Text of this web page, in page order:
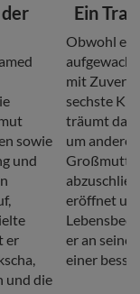
sowie
und
er
und die
Headline
Ein
Copy
Obwohl er
mit
sechste
träumt
um andere
eröffnet
er an
einer